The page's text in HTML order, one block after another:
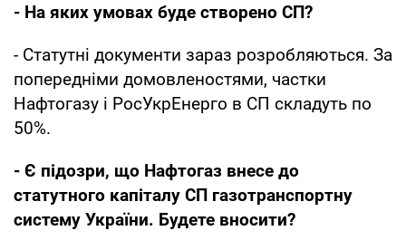
- На яких умовах буде створено СП?
- Статутні документи зараз розробляються. За
попередніми домовленостями, частки
Нафтогазу і РосУкрЕнерго в СП складуть по
50%.
- Є підозри, що Нафтогаз внесе до
статутного капіталу СП газотранспортну
систему України. Будете вносити?